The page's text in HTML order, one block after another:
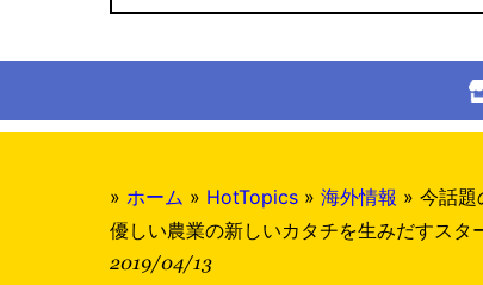
» ホーム » HotTopics » 海外情報 » 今話題
優しい農業の新しいカタチを生みだすスタ
2019/04/13